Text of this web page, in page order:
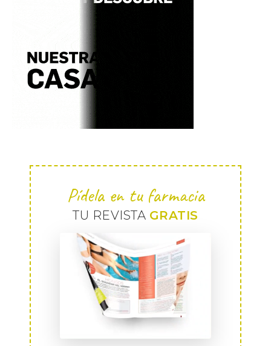
Pídela en tu farmacia
TU REVISTA GRATIS